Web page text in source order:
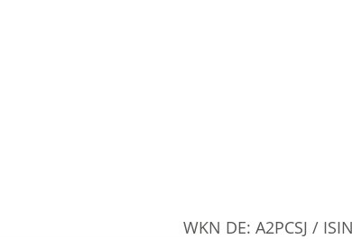
WKN DE: A2PCSJ /